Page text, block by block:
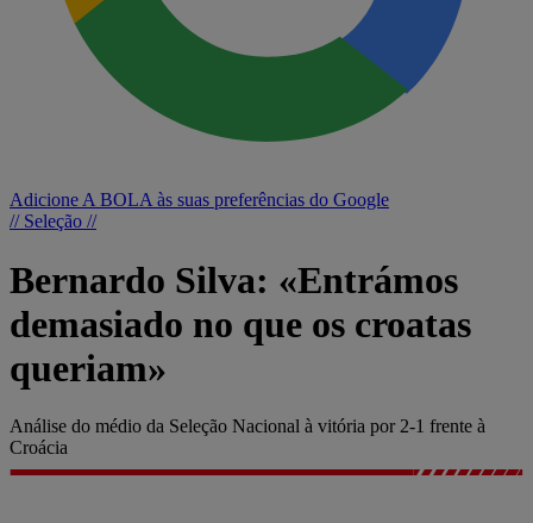
Adicione A BOLA às suas preferências do Google
// Seleção //
Bernardo Silva: «Entrámos
demasiado no que os croatas
queriam»
Análise do médio da Seleção Nacional à vitória por 2-1 frente à
Croácia